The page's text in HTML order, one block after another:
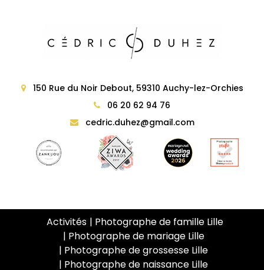
150 Rue du Noir Debout, 59310 Auchy-lez-Orchies
06 20 62 94 76
cedric.duhez@gmail.com
Activités
Photographe de famille Lille
Photographe de mariage Lille
Photographe de grossesse Lille
Photographe de naissance Lille